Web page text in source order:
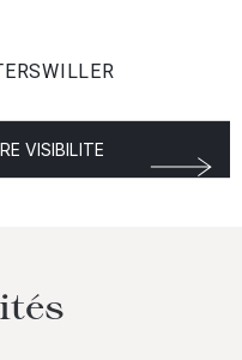
VISIBILITE